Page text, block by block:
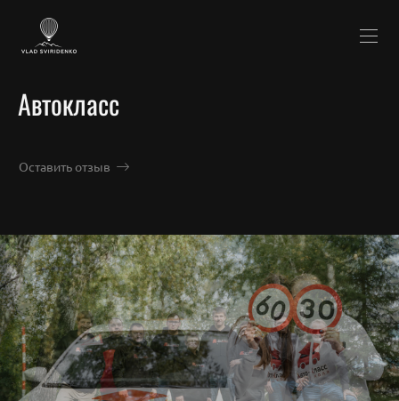
Автокласс
Оставить отзыв